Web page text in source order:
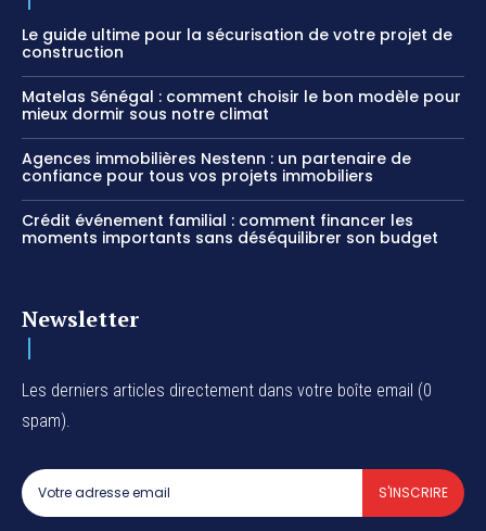
Le guide ultime pour la sécurisation de votre projet de
construction
Matelas Sénégal : comment choisir le bon modèle pour
mieux dormir sous notre climat
Agences immobilières Nestenn : un partenaire de
confiance pour tous vos projets immobiliers
Crédit événement familial : comment financer les
moments importants sans déséquilibrer son budget
Newsletter
Les derniers articles directement dans votre boîte email (0
spam).
S'INSCRIRE